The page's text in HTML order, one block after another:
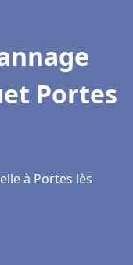
Portes
à Portes lès